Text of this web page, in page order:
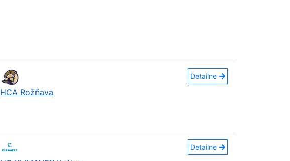
HCA Rožňava
Detailne
Detailne